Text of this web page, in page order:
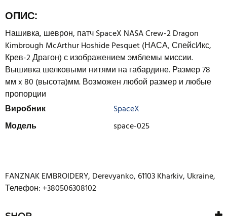
ОПИС:
Нашивка, шеврон, патч SpaceX NASA Crew-2 Dragon
Kimbrough McArthur Hoshide Pesquet (НАСА, СпейсИкс,
Крев-2 Драгон) с изображением эмблемы миссии.
Вышивка шелковыми нитями на габардине. Размер 78
мм x 80 (высота)мм. Возможен любой размер и любые
пропорции
Виробник
SpaceX
Модель
space-025
До теперішнього часу немає відгуків. Будьте першим, хто
напише відгук!
FANZNAK EMBROIDERY, Derevyanko,61103Kharkiv, Ukraine,
Телефон: +380506308102